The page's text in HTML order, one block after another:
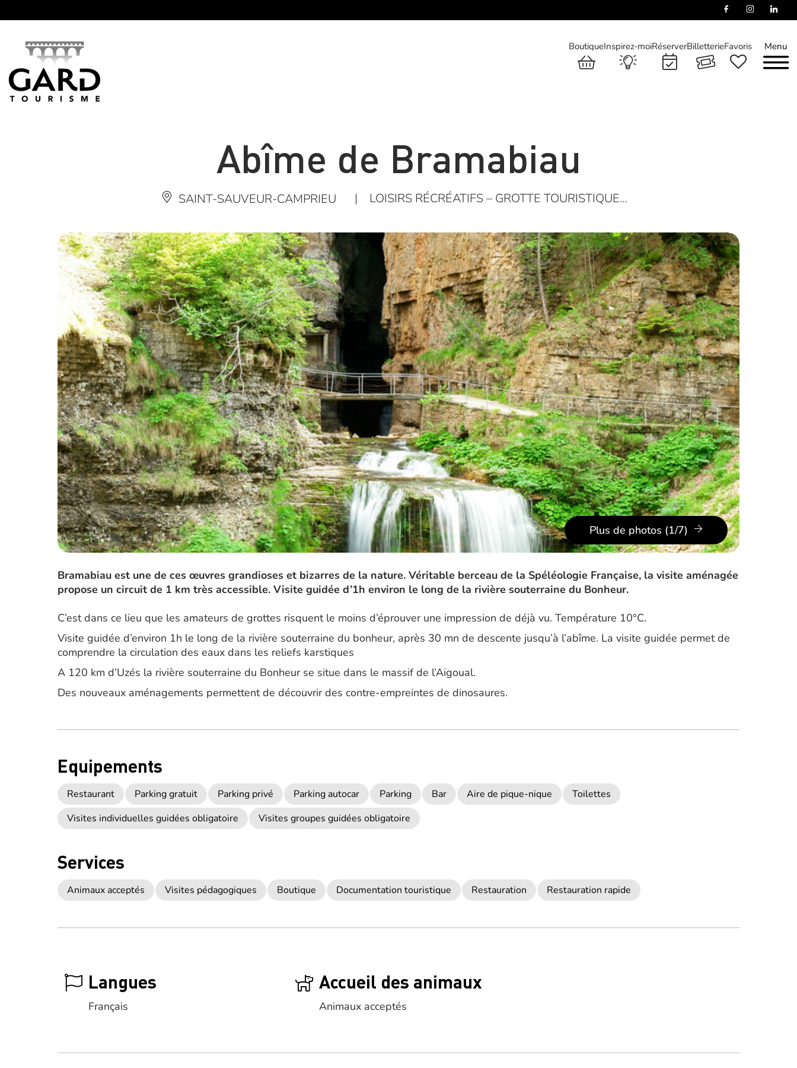
Menu
BoutiqueInspirez-moiRéserverBilletterieFavoris
Abîme de Bramabiau
SAINT-SAUVEUR-CAMPRIEU | LOISIRS RÉCRÉATIFS – GROTTE TOURISTIQUE…
Plus de photos (1/7)
Bramabiau est une de ces œuvres grandioses et bizarres de la nature. Véritable berceau de la Spéléologie Française, la visite aménagée
propose un circuit de 1 km très accessible. Visite guidée d’1h environ le long de la rivière souterraine du Bonheur.
C’est dans ce lieu que les amateurs de grottes risquent le moins d’éprouver une impression de déjà vu. Température 10°C.
Visite guidée d’environ 1h le long de la rivière souterraine du bonheur, après 30 mn de descente jusqu’à l’abîme. La visite guidée permet de
comprendre la circulation des eaux dans les reliefs karstiques
A 120 km d’Uzés la rivière souterraine du Bonheur se situe dans le massif de l’Aigoual.
Des nouveaux aménagements permettent de découvrir des contre-empreintes de dinosaures.
Equipements
Restaurant Parking gratuit Parking privé Parking autocar Parking Bar Aire de pique-nique
Toilettes
Visites individuelles guidées obligatoire
Visites groupes guidées obligatoire
Services
Animaux acceptés Visites pédagogiques Boutique Documentation touristique Restauration Restauration rapide
Langues
Français
Accueil des animaux
Animaux acceptés